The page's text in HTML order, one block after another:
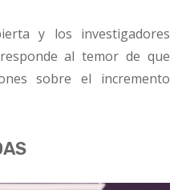
y los investigadores
al temor de que
sobre el incremento